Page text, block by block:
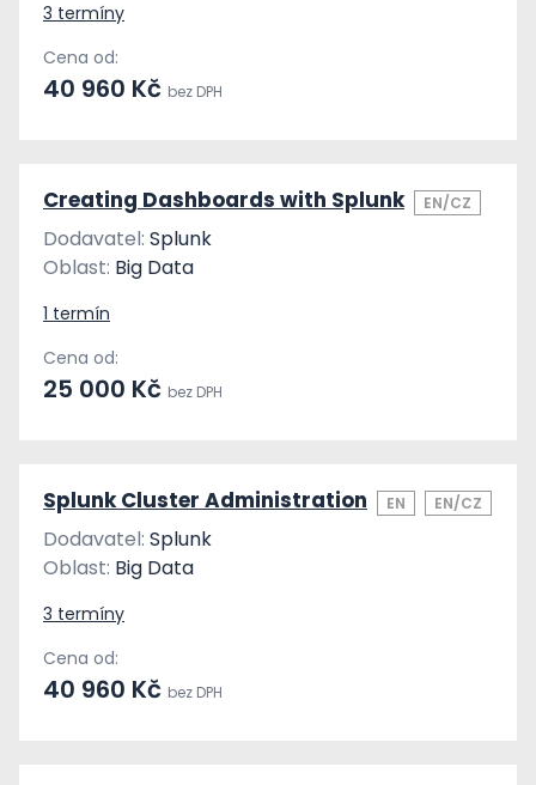
3 termíny
Cena od:
40 960 Kč bez DPH
Creating Dashboards with Splunk EN/CZ
Dodavatel: Splunk
Oblast: Big Data
1 termín
Cena od:
25 000 Kč bez DPH
Splunk Cluster Administration EN EN/CZ
Dodavatel: Splunk
Oblast: Big Data
3 termíny
Cena od:
40 960 Kč bez DPH